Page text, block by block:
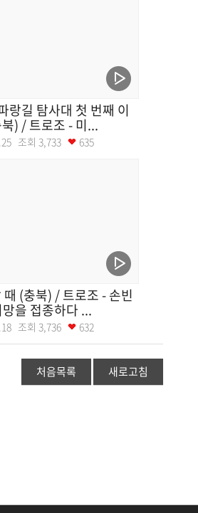
랑길 탐사대 첫 번째 이
) / 트로조 - 미...
조회 3,733 635
(충북) / 트로조 - 손빈
을 접종하다 ...
조회 3,736 632
처음목록 새로고침